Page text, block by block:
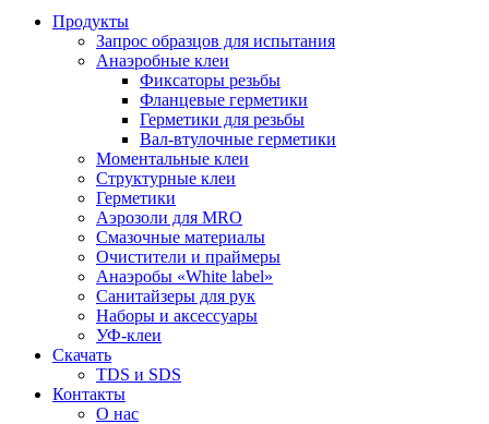
Продукты
Запрос образцов для испытания
Анаэробные клеи
Фиксаторы резьбы
Фланцевые герметики
Герметики для резьбы
Вал-втулочные герметики
Моментальные клеи
Структурные клеи
Герметики
Аэрозоли для MRO
Смазочные материалы
Очистители и праймеры
Анаэробы «White label»
Санитайзеры для рук
Наборы и аксессуары
УФ-клеи
Скачать
TDS и SDS
Контакты
О нас